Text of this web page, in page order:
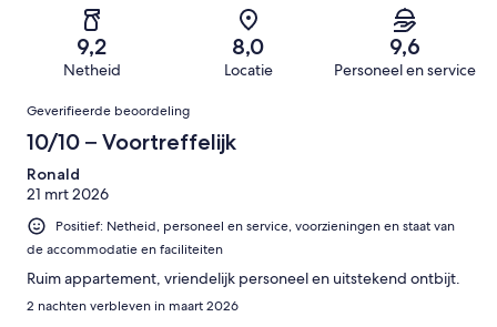
beoordelingen
beoordelingen
Ontzettend
van
beoordelingen
9,2
Netheid
8,0
Locatie
9,6
Personeel en service
Beoordelingen
Geverifieerde beoordeling
10/10 – Voortreffelijk
Ronald
21 mrt 2026
Positief: Netheid, personeel en service, voorzieningen en staat van
de accommodatie en faciliteiten
Ruim appartement, vriendelijk personeel en uitstekend ontbijt.
2 nachten verbleven in maart 2026